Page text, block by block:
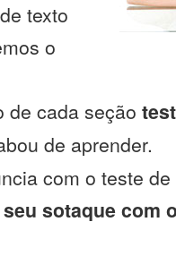
texto
o
de cada seção
de aprender.
com o teste
sotaque com